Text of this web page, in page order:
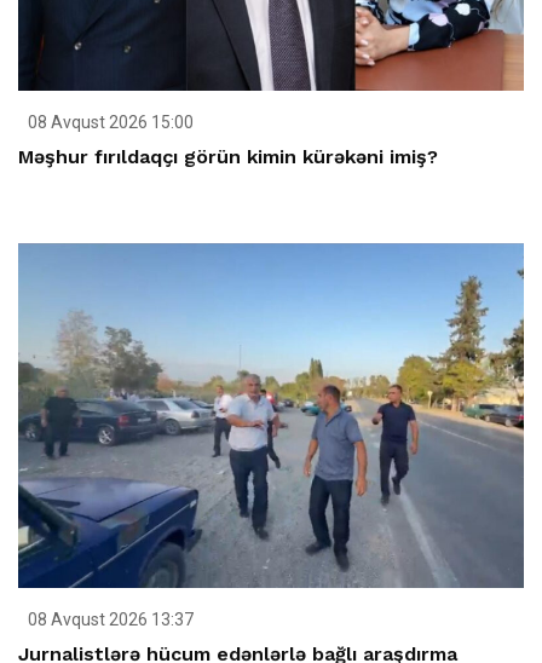
08 Avqust 2026 15:00
Məşhur fırıldaqçı görün kimin kürəkəni imiş?
08 Avqust 2026 13:37
Jurnalistlərə hücum edənlərlə bağlı araşdırma